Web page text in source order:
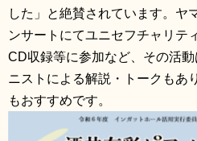
した」と絶賛されています。ヤ
ンサートにてユニセフチャリテ
CD収録等に参加など、その活
ニストによる解説・トークもあ
もおすすめです。